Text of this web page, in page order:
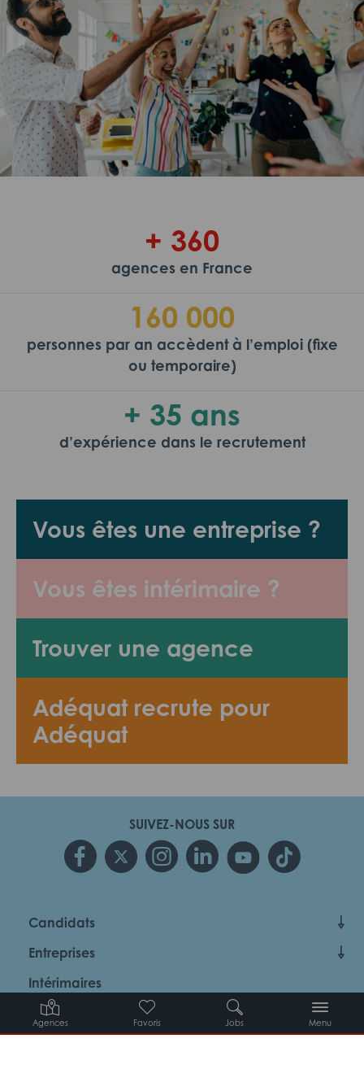
Agences Favoris Jobs Menu
Vous êtes une entreprise ?
Vous êtes intérimaire ?
Trouver une agence
Adéquat recrute pour
Adéquat
+ 360
agences en France
160 000
personnes par an accèdent à l’emploi (fixe
ou temporaire)
+ 35 ans
d’expérience dans le recrutement
SUIVEZ-NOUS SUR
Candidats
Entreprises
Intérimaires
À propos d’Adéquat